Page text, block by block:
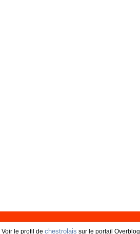
Voir le profil de chestrolais sur le portail Overblog